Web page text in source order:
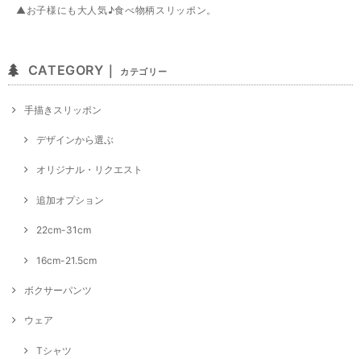
▲お子様にも大人気♪食べ物柄スリッポン。
CATEGORY｜ カテゴリー
手描きスリッポン
デザインから選ぶ
オリジナル・リクエスト
追加オプション
22cm-31cm
16cm-21.5cm
ボクサーパンツ
ウェア
Tシャツ